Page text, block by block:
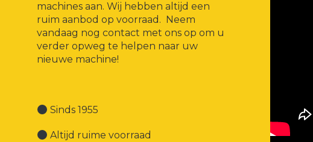
machines aan. Wij hebben altijd een
ruim aanbod op voorraad. Neem
vandaag nog contact met ons op om u
verder opweg te helpen naar uw
nieuwe machine!
Sinds 1955
Altijd ruime voorraad